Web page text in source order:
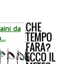
da
CHE
TEMPO
FARA?
ECCO IL